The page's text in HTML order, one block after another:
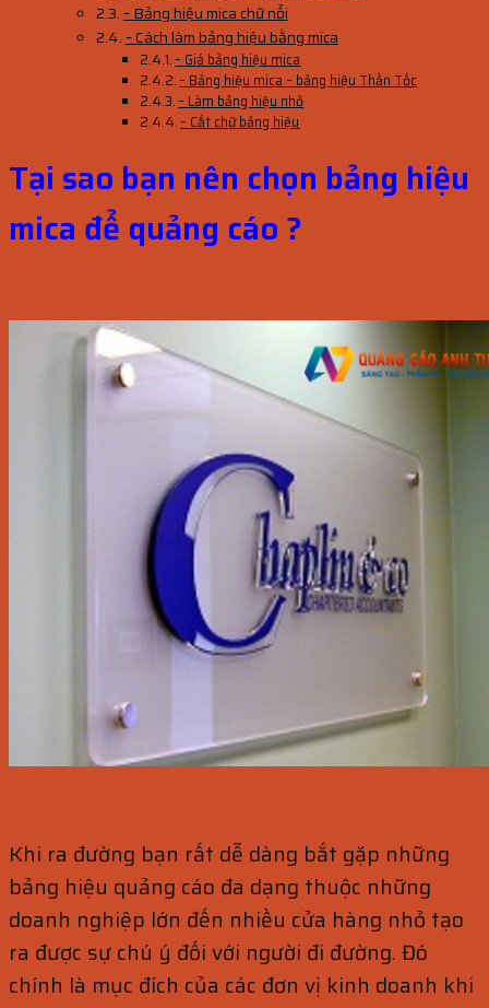
– Bảng hiệu mica chữ nổi
– Cách làm bảng hiệu bằng mica
– Giá bảng hiệu mica
– Bảng hiệu mica – bảng hiệu Thần Tốc
– Làm bảng hiệu nhỏ
– Cắt chữ bảng hiệu
Tại sao bạn nên chọn bảng hiệu
mica để quảng cáo ?
Khi ra đường bạn rất dễ dàng bắt gặp những
bảng hiệu quảng cáo đa dạng thuộc những
doanh nghiệp lớn đến nhiều cửa hàng nhỏ tạo
ra được sự chú ý đối với người đi đường. Đó
chính là mục đích của các đơn vị kinh doanh khi